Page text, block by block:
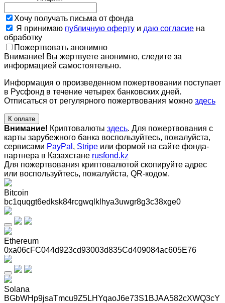
Хочу получать письма от фонда
Я принимаю публичную оферту и даю согласие на
обработку
Пожертвовать анонимно
Внимание! Вы жертвуете анонимно, следите за
информацией самостоятельно.
Информация о произведенном пожертвовании поступает
в Русфонд в течение четырех банковских дней.
Отписаться от регулярного пожертвования можно здесь
К оплате
Внимание! Криптовалюты здесь. Для пожертвования с
карты зарубежного банка воспользуйтесь, пожалуйста,
сервисами PayPal , Stripe или формой на сайте фонда-
партнера в Казахстане rusfond.kz
Для пожертвования криптовалютой скопируйте адрес
или воспользуйтесь, пожалуйста, QR-кодом.
Bitcoin
bc1quqgt6edksk84rcgwqlklhya3uwgr8g3c38xge0
Ethereum
0xa06cFC044d923cd93003d835Cd409084ac605E76
Solana
BGbWHp9jsaTmcu9Z5LHYqaoJ6e73S1BJAA582cXWQ3cY